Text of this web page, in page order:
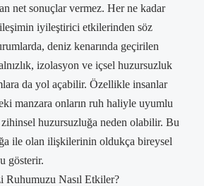
net sonuçlar vermez. Her ne kadar
iyileştirici etkilerinden söz
deniz kenarında geçirilen
izolasyon ve içsel huzursuzluk
da yol açabilir. Özellikle insanlar
manzara onların ruh haliyle uyumlu
huzursuzluğa neden olabilir. Bu
ile olan ilişkilerinin oldukça bireysel
gösterir.
Ruhumuzu Nasıl Etkiler?